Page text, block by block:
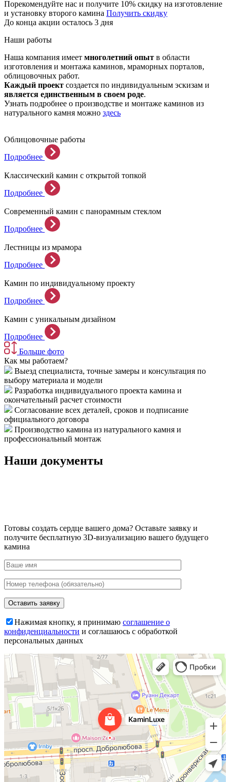
Порекомендуйте нас и получите 10% скидку на изготовление
и установку второго камина Получить скидку
До конца акции осталось 3 дня
Наши работы
Наша компания имеет многолетний опыт в области
изготовления и монтажа каминов, мраморных порталов,
облицовочных работ.
Каждый проект создается по индивидуальным эскизам и
является единственным в своем роде.
Узнать подробнее о производстве и монтаже каминов из
натурального камня можно здесь
Облицовочные работы
Подробнее
Классический камин с открытой топкой
Подробнее
Современный камин с панорамным стеклом
Подробнее
Лестницы из мрамора
Подробнее
Камин по индивидуальному проекту
Подробнее
Камин с уникальным дизайном
Подробнее
Больше фото
Как мы работаем?
Выезд специалиста, точные замеры и консультация по
выбору материала и модели
Разработка индивидуального проекта камина и
окончательный расчет стоимости
Согласование всех деталей, сроков и подписание
официального договора
Производство камина из натурального камня и
профессиональный монтаж
Наши документы
Готовы создать сердце вашего дома? Оставьте заявку и
получите бесплатную 3D-визуализацию вашего будущего
камина
Нажимая кнопку, я принимаю соглашение о
конфиденциальности и соглашаюсь с обработкой
персональных данных